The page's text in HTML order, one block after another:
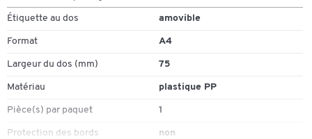
Étiquette au dos amovible
Format A4
Largeur du dos (mm) 75
Matériau plastique PP
Pièce(s) par paquet 1
Protection des bords non